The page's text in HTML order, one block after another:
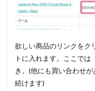
欲しい商品のリンクをク
トに入れます。ここで
き。(他にも買い合わせ
続けます)